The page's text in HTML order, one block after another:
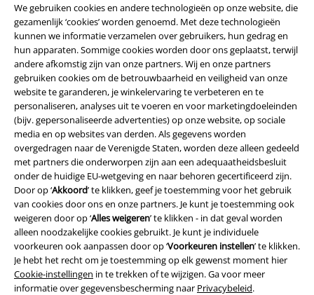
We gebruiken cookies en andere technologieën op onze website, die
gezamenlijk ‘cookies’ worden genoemd. Met deze technologieën
kunnen we informatie verzamelen over gebruikers, hun gedrag en
hun apparaten. Sommige cookies worden door ons geplaatst, terwijl
andere afkomstig zijn van onze partners. Wij en onze partners
gebruiken cookies om de betrouwbaarheid en veiligheid van onze
website te garanderen, je winkelervaring te verbeteren en te
personaliseren, analyses uit te voeren en voor marketingdoeleinden
(bijv. gepersonaliseerde advertenties) op onze website, op sociale
media en op websites van derden. Als gegevens worden
overgedragen naar de Verenigde Staten, worden deze alleen gedeeld
met partners die onderworpen zijn aan een adequaatheidsbesluit
onder de huidige EU-wetgeving en naar behoren gecertificeerd zijn.
Door op ‘Akkoord’ te klikken, geef je toestemming voor het gebruik
van cookies door ons en onze partners. Je kunt je toestemming ook
weigeren door op ‘Alles weigeren’ te klikken - in dat geval worden
alleen noodzakelijke cookies gebruikt. Je kunt je individuele
voorkeuren ook aanpassen door op ‘Voorkeuren instellen’ te klikken.
Je hebt het recht om je toestemming op elk gewenst moment hier
Cookie-instellingen in te trekken of te wijzigen. Ga voor meer
informatie over gegevensbescherming naar Privacybeleid.
Beveiliging
Legal
Algemene Voorwaarden
Bedrijfsgegevens